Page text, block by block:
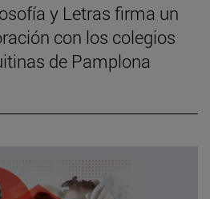
y Letras firma un
con los colegios
de Pamplona